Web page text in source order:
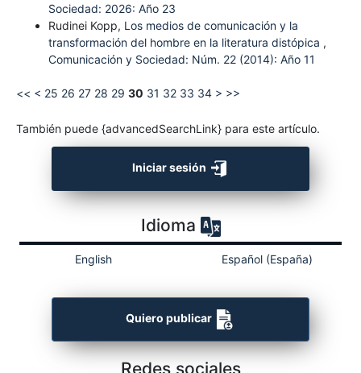
Sociedad: 2026: Año 23
Rudinei Kopp, Los medios de comunicación y la
transformación del hombre en la literatura distópica ,
Comunicación y Sociedad: Núm. 22 (2014): Año 11
<< < 25 26 27 28 29 30 31 32 33 34 > >>
También puede {advancedSearchLink} para este artículo.
Iniciar sesión
Idioma
English Español (España)
Quiero publicar
Redes sociales